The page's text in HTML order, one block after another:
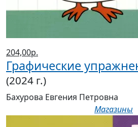
204,00р.
Графические
(2024 г.)
Бахурова Евгения Петровна
Магазины